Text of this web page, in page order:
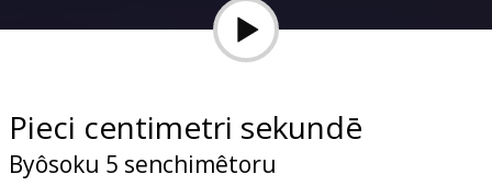
B2B
Pieci centimetri sekundē
Byôsoku 5 senchimêtoru